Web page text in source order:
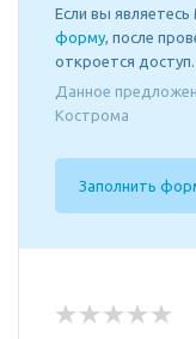
Если вы
форму, после
откроется доступ.
Данное
Кострома
Заполнить